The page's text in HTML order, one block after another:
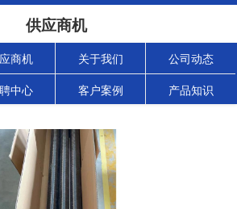
供应商机
商机 关于我们 公司动态
中心 客户案例 产品知识